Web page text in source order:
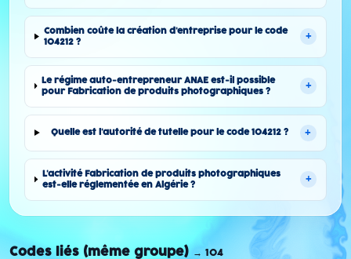
Combien coûte la création d'entreprise pour le code
104212 ?
+
Le régime auto-entrepreneur ANAE est-il possible
pour Fabrication de produits photographiques ?
+
Quelle est l'autorité de tutelle pour le code 104212 ? +
L'activité Fabrication de produits photographiques
est-elle réglementée en Algérie ?
+
Codes liés (même groupe) → 104